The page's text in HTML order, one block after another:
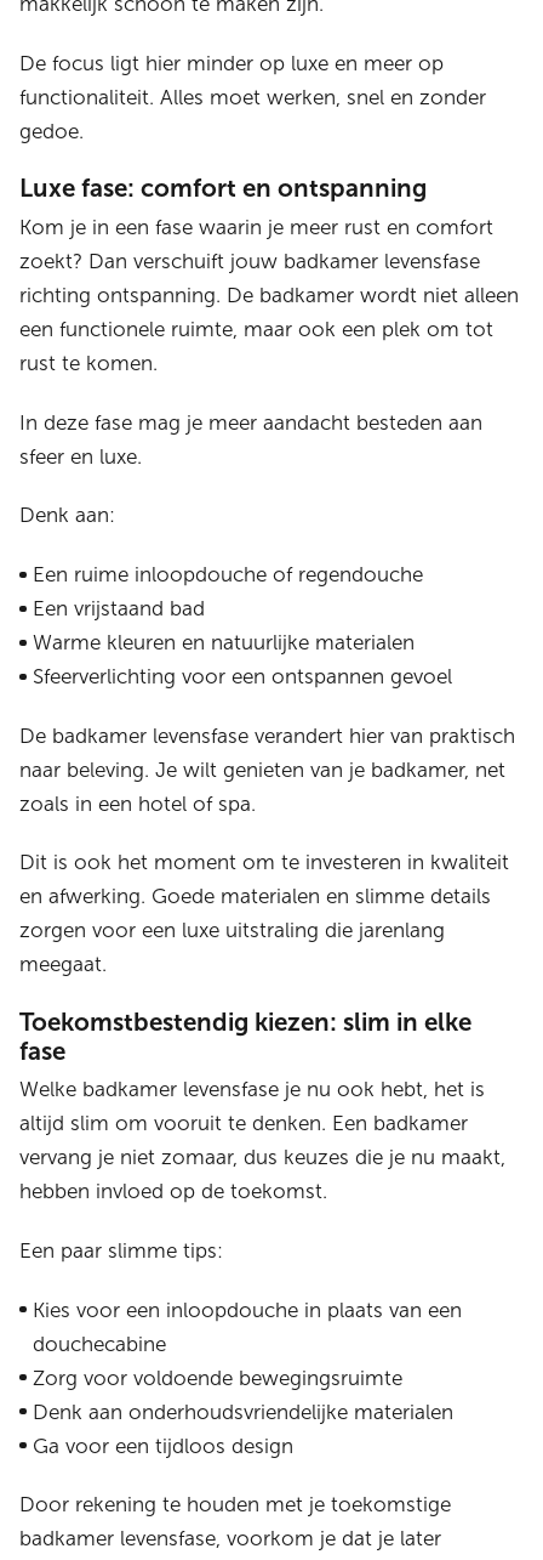
makkelijk schoon te maken zijn.
De focus ligt hier minder op luxe en meer op
functionaliteit. Alles moet werken, snel en zonder
gedoe.
Luxe fase: comfort en ontspanning
Kom je in een fase waarin je meer rust en comfort
zoekt? Dan verschuift jouw badkamer levensfase
richting ontspanning. De badkamer wordt niet alleen
een functionele ruimte, maar ook een plek om tot
rust te komen.
In deze fase mag je meer aandacht besteden aan
sfeer en luxe.
Denk aan:
Een ruime inloopdouche of regendouche
Een vrijstaand bad
Warme kleuren en natuurlijke materialen
Sfeerverlichting voor een ontspannen gevoel
De badkamer levensfase verandert hier van praktisch
naar beleving. Je wilt genieten van je badkamer, net
zoals in een hotel of spa.
Dit is ook het moment om te investeren in kwaliteit
en afwerking. Goede materialen en slimme details
zorgen voor een luxe uitstraling die jarenlang
meegaat.
Toekomstbestendig kiezen: slim in elke
fase
Welke badkamer levensfase je nu ook hebt, het is
altijd slim om vooruit te denken. Een badkamer
vervang je niet zomaar, dus keuzes die je nu maakt,
hebben invloed op de toekomst.
Een paar slimme tips:
Kies voor een inloopdouche in plaats van een
douchecabine
Zorg voor voldoende bewegingsruimte
Denk aan onderhoudsvriendelijke materialen
Ga voor een tijdloos design
Door rekening te houden met je toekomstige
badkamer levensfase, voorkom je dat je later